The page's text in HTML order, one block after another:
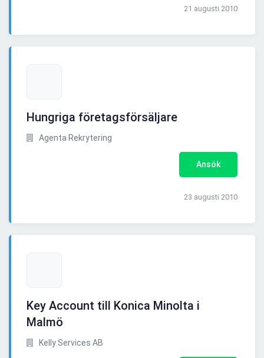
21 augusti 2010
Hungriga företagsförsäljare
Agenta Rekrytering
Ansök
23 augusti 2010
Key Account till Konica Minolta i
Malmö
Kelly Services AB